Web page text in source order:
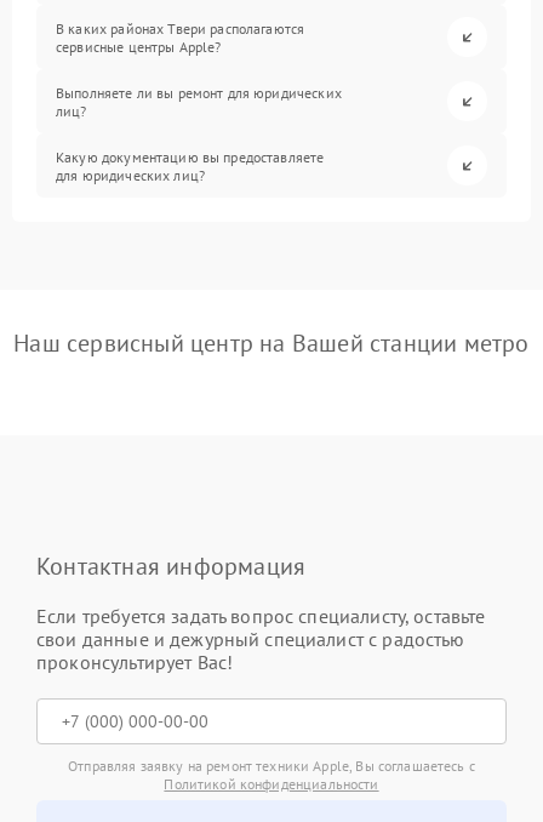
В каких районах Твери располагаются
сервисные центры Apple?
Выполняете ли вы ремонт для юридических
лиц?
Какую документацию вы предоставляете
для юридических лиц?
Наш сервисный центр на Вашей станции метро
Контактная информация
Если требуется задать вопрос специалисту, оставьте
свои данные и дежурный специалист с радостью
проконсультирует Вас!
Отправляя заявку на ремонт техники Apple, Вы соглашаетесь с
Политикой конфиденциальности